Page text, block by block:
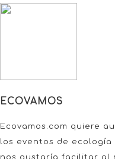
ECOVAMOS
Ecovamos.com quiere
los eventos de ecología
nos gustaría facilitar al